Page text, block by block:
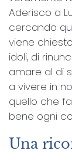
Aderisco a
cercando
viene
idoli, di
amare al di
a vivere in
quello che
bene ogni
Una